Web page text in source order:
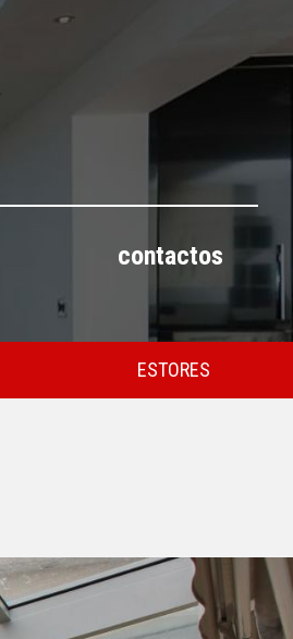
contactos
ESTORES